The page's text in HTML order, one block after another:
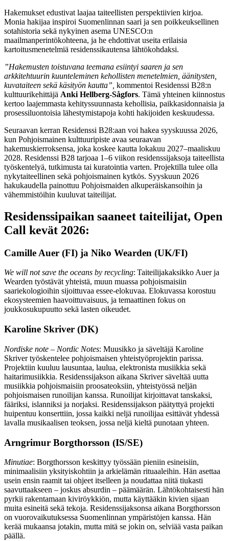
Hakemukset edustivat laajaa taiteellisten perspektiivien kirjoa.
Monia hakijaa inspiroi Suomenlinnan saari ja sen poikkeuksellinen
sotahistoria sekä nykyinen asema UNESCO:n
maailmanperintökohteena, ja he ehdottivat useita erilaisia
kartoitusmenetelmiä residenssikautensa lähtökohdaksi.
”Hakemusten toistuvana teemana esiintyi saaren ja sen
arkkitehtuurin kuunteleminen kehollisten menetelmien, äänitysten,
kuvataiteen sekä käsityön kautta”, kommentoi Residenssi B28:n
kulttuurikehittäjä Anki Hellberg-Sågfors. Tämä yhteinen kiinnostus
kertoo laajemmasta kehityssuunnasta kehollisia, paikkasidonnaisia ja
prosessiluontoisia lähestymistapoja kohti hakijoiden keskuudessa.
Seuraavan kerran Residenssi B28:aan voi hakea syyskuussa 2026,
kun Pohjoismainen kulttuuripiste avaa seuraavan
hakemuskierroksensa, joka koskee kautta lokakuu 2027–maaliskuu
2028. Residenssi B28 tarjoaa 1–6 viikon residenssijaksoja taiteellista
työskentelyä, tutkimusta tai kuratointia varten. Projektilla tulee olla
nykytaiteellinen sekä pohjoismainen kytkös. Syyskuun 2026
hakukaudella painottuu Pohjoismaiden alkuperäiskansoihin ja
vähemmistöihin kuuluvat taiteilijat.
Residenssipaikan saaneet taiteilijat, Open
Call kevät 2026:
Camille Auer (FI) ja Niko Wearden (UK/FI)
We will not save the oceans by recycling: Taiteilijakaksikko Auer ja
Wearden työstävät yhteistä, muun muassa pohjoismaisiin
saariekologioihin sijoittuvaa essee-elokuvaa. Elokuvassa korostuu
ekosysteemien haavoittuvaisuus, ja temaattinen fokus on
joukkosukupuutto sekä lasten oikeudet.
Karoline Skriver (DK)
Nordiske note – Nordic Notes: Muusikko ja säveltäjä Karoline
Skriver työskentelee pohjoismaisen yhteistyöprojektin parissa.
Projektiin kuuluu lausuntaa, laulua, elektronista musiikkia sekä
haitarimusiikkia. Residenssijakson aikana Skriver säveltää uutta
musiikkia pohjoismaisiin proosateoksiin, yhteistyössä neljän
pohjoismaisen runoilijan kanssa. Runoilijat kirjoittavat tanskaksi,
fääriksi, islanniksi ja norjaksi. Residenssijakson päätyttyä projekti
huipentuu konserttiin, jossa kaikki neljä runoilijaa esittävät yhdessä
lavalla musikaalisen teoksen, jossa neljä kieltä punotaan yhteen.
Arngrimur Borgthorsson (IS/SE)
Minutiae: Borgthorsson keskittyy työssään pieniin esineisiin,
minimaalisiin yksityiskohtiin ja arkielämän rituaaleihin. Hän asettaa
usein ensin raamit tai ohjeet itselleen ja noudattaa niitä tiukasti
saavuttaakseen – joskus absurdin – päämäärän. Lähtökohtaisesti hän
pyrkii rakentamaan kiviröykkiön, mutta käyttääkin kivien sijaan
muita esineitä sekä tekoja. Residenssijaksonsa aikana Borgthorsson
on vuorovaikutuksessa Suomenlinnan ympäristöjen kanssa. Hän
kerää mukaansa jotakin, mutta mitä se jokin on, selviää vasta paikan
päällä.